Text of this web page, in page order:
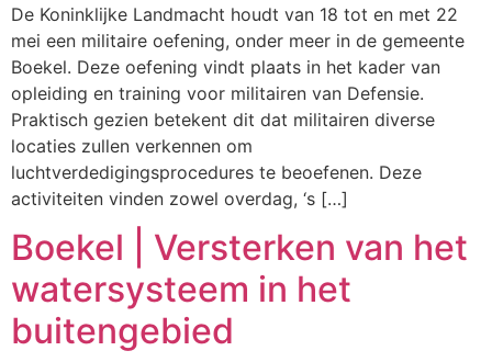
De Koninklijke Landmacht houdt van 18 tot en met 22
mei een militaire oefening, onder meer in de gemeente
Boekel. Deze oefening vindt plaats in het kader van
opleiding en training voor militairen van Defensie.
Praktisch gezien betekent dit dat militairen diverse
locaties zullen verkennen om
luchtverdedigingsprocedures te beoefenen. Deze
activiteiten vinden zowel overdag, ‘s […]
Boekel | Versterken van het
watersysteem in het
buitengebied